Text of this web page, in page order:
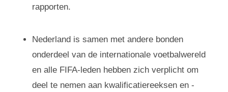
rapporten.
Nederland is samen met andere bonden
onderdeel van de internationale voetbalwereld
en alle FIFA-leden hebben zich verplicht om
deel te nemen aan kwalificatiereeksen en -